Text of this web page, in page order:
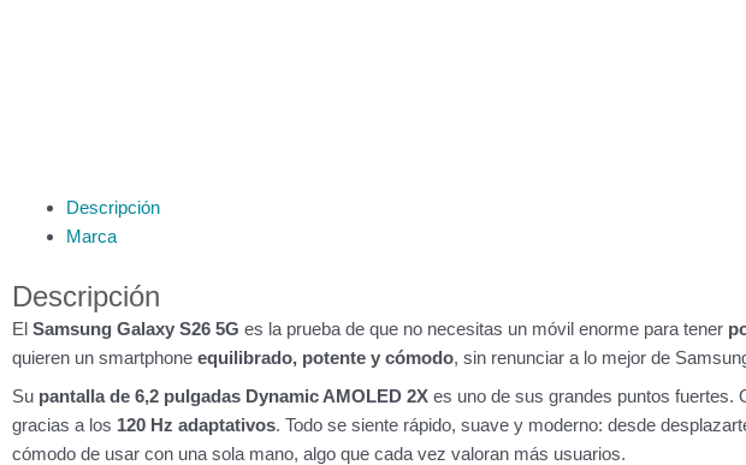
Descripción
Marca
Descripción
El Samsung Galaxy S26 5G es la prueba de que no necesitas un móvil enorme para tener
quieren un smartphone equilibrado, potente y cómodo, sin renunciar a lo mejor de
Su pantalla de 6,2 pulgadas Dynamic AMOLED 2X es uno de sus grandes puntos fuertes.
gracias a los 120 Hz adaptativos. Todo se siente rápido, suave y moderno: desde
cómodo de usar con una sola mano, algo que cada vez valoran más usuarios.